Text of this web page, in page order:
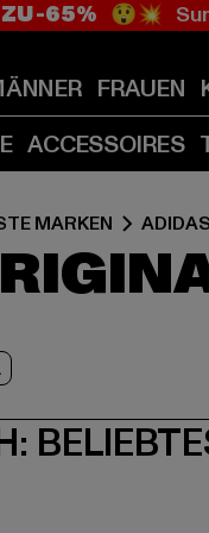
-65% 😲💥
FRAUEN
ACCESSOIRES
MARKEN